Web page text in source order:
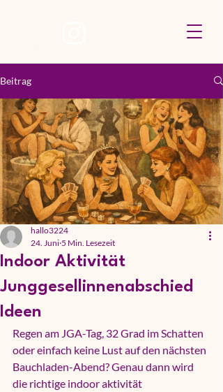
Beitrag
Indoor Aktivität
Junggesellinnenabschied
Ideen
hallo3224
24. Juni 5 Min. Lesezeit
Regen am JGA-Tag, 32 Grad im Schatten
oder einfach keine Lust auf den nächsten
Bauchladen-Abend? Genau dann wird
die richtige indoor aktivität